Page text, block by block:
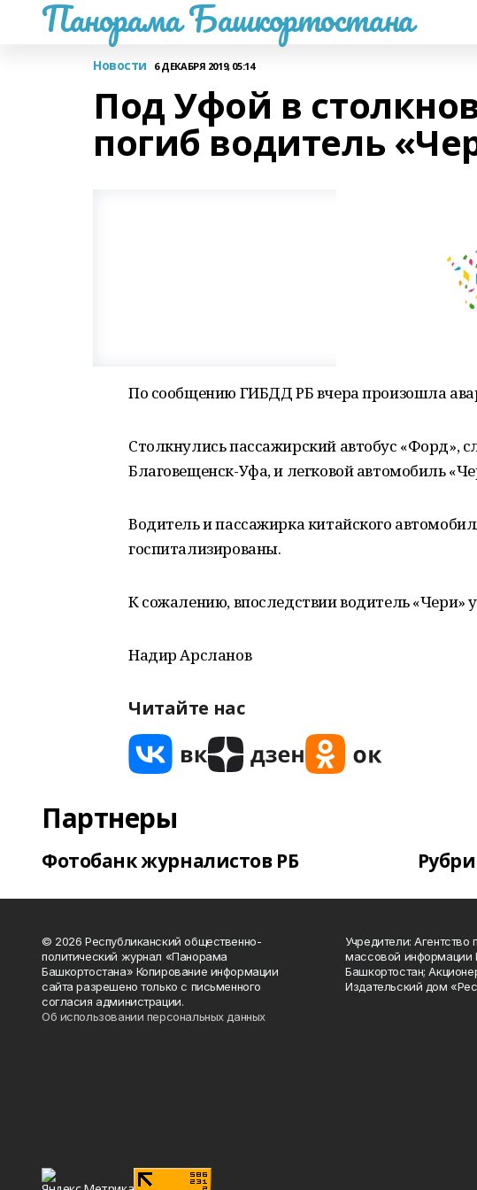
Панорама Башкортостана
Новости 6 ДЕКАБРЯ 2019, 05:14
Под Уфой в
погиб водитель
По сообщению ГИБДД РБ вчера произошла
Столкнулись пассажирский автобус «Форд»,
Благовещенск-Уфа, и легковой автомобиль
Водитель и пассажирка китайского
госпитализированы.
К сожалению, впоследствии водитель «Чери»
Надир Арсланов
Читайте нас
Партнеры
Фотобанк журналистов РБ
© 2026 Республиканский общественно-
политический журнал «Панорама
Башкортостана» Копирование информации
сайта разрешено только с письменного
согласия администрации.
Об использовании персональных данных
Учредители:
массовой информации
Башкортостан;
Издательский дом